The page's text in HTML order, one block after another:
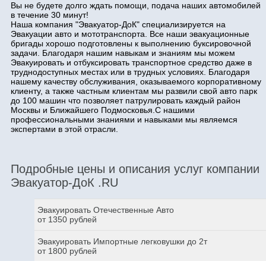
Вы не будете долго ждать помощи, подача наших автомобилей
в течение 30 минут!
Наша компания "Эвакуатор-ДоК" специализируется на
Эвакуации авто и мототранспорта. Все наши эвакуационные
бригады хорошо подготовлены к выполнению буксировочной
задачи. Благодаря нашим навыкам и знаниям мы можем
Эвакуировать и отбуксировать транспортное средство даже в
труднодоступных местах или в трудных условиях. Благодаря
нашему качеству обслуживания, оказываемого корпоративному
клиенту, а также частным клиентам мы развили свой авто парк
до 100 машин что позволяет патрулировать каждый район
Москвы и Ближайшего Подмосковья.С нашими
профессиональными знаниями и навыками мы являемся
экспертами в этой отрасли.
Подробные цены и описания услуг компании
Эвакуатор-ДоК .RU
Эвакуировать Отечественные Авто
от 1350 рублей
Эвакуировать Импортные легковушки до 2т
от 1800 рублей